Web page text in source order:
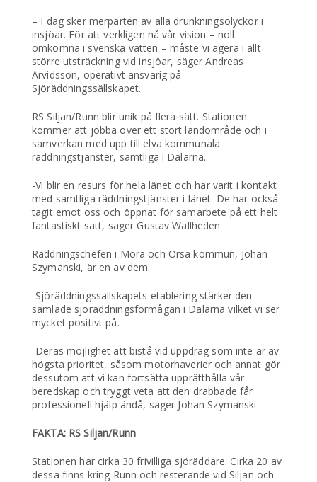
– I dag sker merparten av alla drunkningsolyckor i
insjöar. För att verkligen nå vår vision – noll
omkomna i svenska vatten – måste vi agera i allt
större utsträckning vid insjöar, säger Andreas
Arvidsson, operativt ansvarig på
Sjöräddningssällskapet.
RS Siljan/Runn blir unik på flera sätt. Stationen
kommer att jobba över ett stort landområde och i
samverkan med upp till elva kommunala
räddningstjänster, samtliga i Dalarna.
-Vi blir en resurs för hela länet och har varit i kontakt
med samtliga räddningstjänster i länet. De har också
tagit emot oss och öppnat för samarbete på ett helt
fantastiskt sätt, säger Gustav Wallheden
Räddningschefen i Mora och Orsa kommun, Johan
Szymanski, är en av dem.
-Sjöräddningssällskapets etablering stärker den
samlade sjöräddningsförmågan i Dalarna vilket vi ser
mycket positivt på.
-Deras möjlighet att bistå vid uppdrag som inte är av
högsta prioritet, såsom motorhaverier och annat gör
dessutom att vi kan fortsätta upprätthålla vår
beredskap och tryggt veta att den drabbade får
professionell hjälp ändå, säger Johan Szymanski.
FAKTA: RS Siljan/Runn
Stationen har cirka 30 frivilliga sjöräddare. Cirka 20 av
dessa finns kring Runn och resterande vid Siljan och